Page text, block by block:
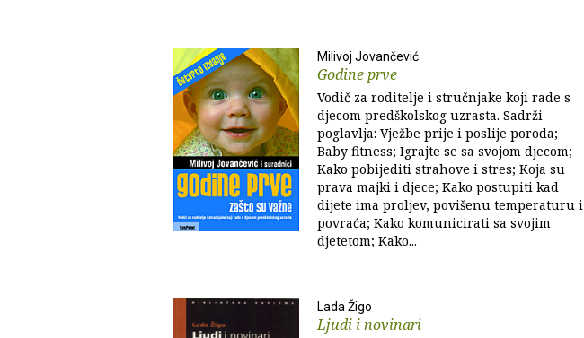
Milivoj Jovančević
Godine prve
Vodič za roditelje i stručnjake koji rade s
djecom predškolskog uzrasta. Sadrži
poglavlja: Vježbe prije i poslije poroda;
Baby fitness; Igrajte se sa svojom djecom;
Kako pobijediti strahove i stres; Koja su
prava majki i djece; Kako postupiti kad
dijete ima proljev, povišenu temperaturu i
povraća; Kako komunicirati sa svojim
djetetom; Kako...
Lada Žigo
Ljudi i novinari